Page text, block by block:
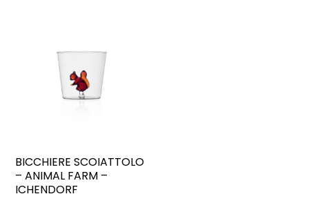
BICCHIERE SCOIATTOLO
– ANIMAL FARM –
ICHENDORF